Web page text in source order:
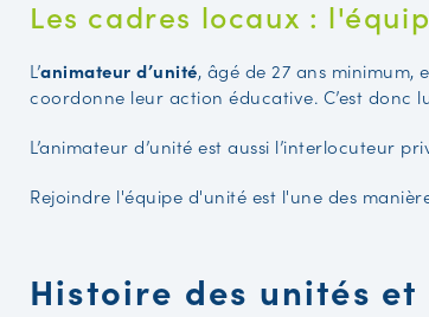
Les cadres locaux :
L’animateur d’unité, âgé de 27 ans minimum,
coordonne leur action éducative. C’est donc
L’animateur d’unité est aussi l’interlocuteur
Rejoindre l'équipe d'unité est l'une des
Histoire des unités et